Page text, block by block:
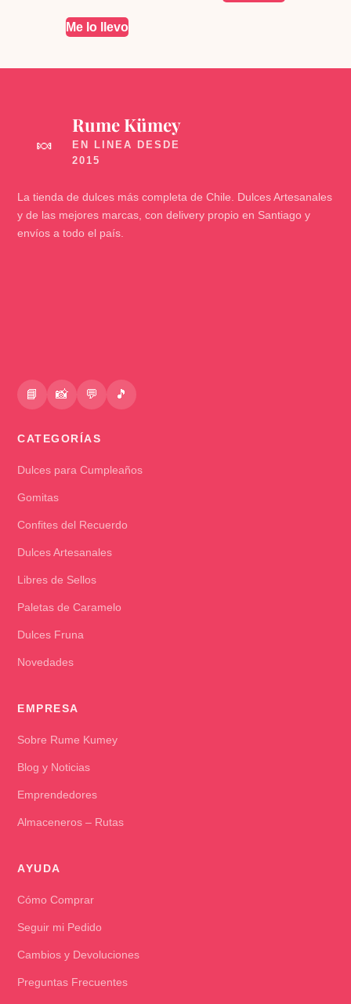
Me lo llevo
🍬
Rume Kümey
La tienda de dulces más completa de Chile. Dulces Artesanales
y de las mejores marcas, con delivery propio en Santiago y
envíos a todo el país.
📘 📸 💬 🎵
CATEGORÍAS
Dulces para Cumpleaños
Gomitas
Confites del Recuerdo
Dulces Artesanales
Libres de Sellos
Paletas de Caramelo
Dulces Fruna
Novedades
EMPRESA
Sobre Rume Kumey
Blog y Noticias
Emprendedores
Almaceneros – Rutas
AYUDA
Cómo Comprar
Seguir mi Pedido
Cambios y Devoluciones
Preguntas Frecuentes